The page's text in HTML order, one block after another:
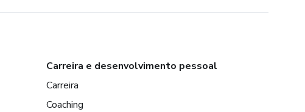
Carreira e desenvolvimento pessoal
Carreira
Coaching